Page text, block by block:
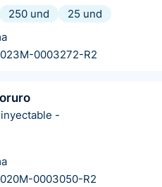
250 und
25 und
0003272-R2
-
0003050-R2